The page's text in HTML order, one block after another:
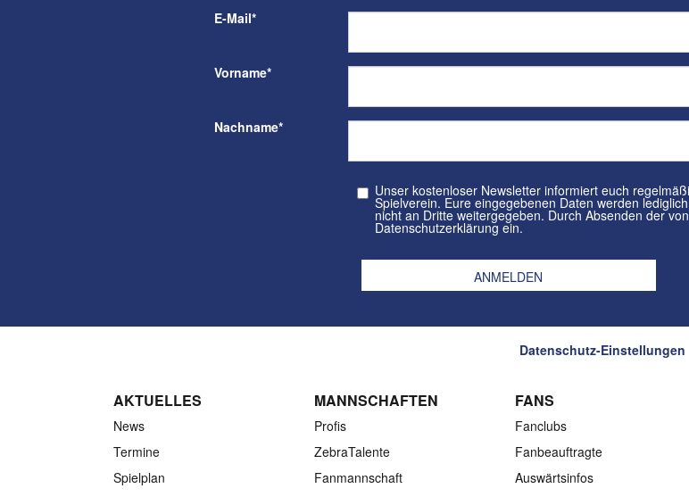
E-Mail*
Vorname*
Nachname*
Unser kostenloser Newsletter informiert euch regelmäßig per E-Mail über Neuigkeiten rund um euren
Spielverein. Eure eingegebenen Daten werden lediglich zur Personalisierung des Newsletters verwendet und
nicht an Dritte weitergegeben. Durch Absenden der von Ihnen eingegebenen Daten willigt ihr in die
Datenschutzerklärung ein.
Datenschutz-Einstellungen
AKTUELLES
News
Termine
Spielplan
MANNSCHAFTEN
Profis
ZebraTalente
Fanmannschaft
FANS
Fanclubs
Fanbeauftragte
Auswärtsinfos